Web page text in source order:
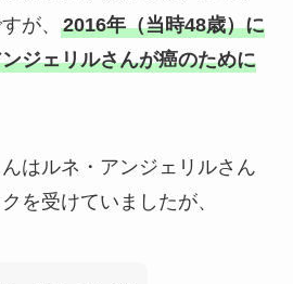
が、 2016年（当時48歳）に
ジェリルさんが癌のために
はルネ・アンジェリルさん
を受けていましたが、